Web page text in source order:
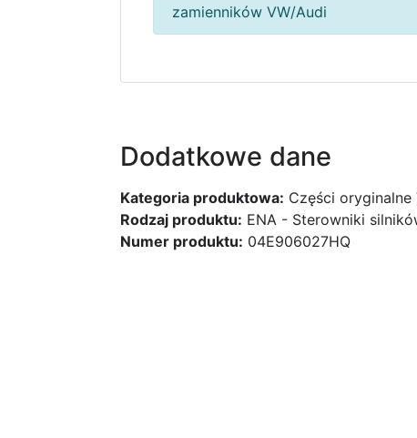
zamienników VW/Audi
Dodatkowe dane
Kategoria produktowa: Części
Rodzaj produktu: ENA - Sterowniki
Numer produktu: 04E906027HQ